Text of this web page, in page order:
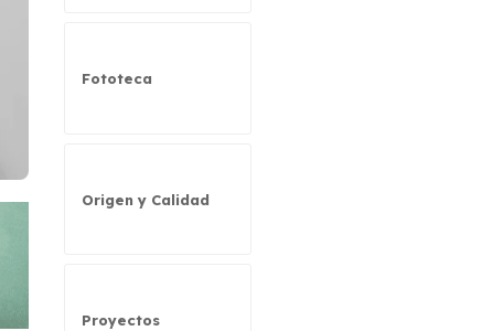
Fototeca
Origen y Calidad
Proyectos